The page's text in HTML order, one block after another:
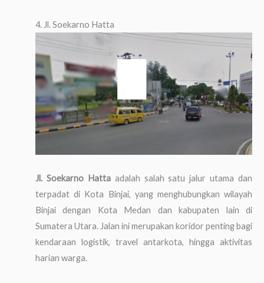
4. Jl. Soekarno Hatta
Jl. Soekarno Hattaadalah salah satu jalur utama dan
terpadat di Kota Binjai, yang menghubungkan wilayah
Binjai dengan Kota Medan dan kabupaten lain di
Sumatera Utara. Jalan ini merupakan koridor penting bagi
kendaraan logistik, travel antarkota, hingga aktivitas
harian warga.